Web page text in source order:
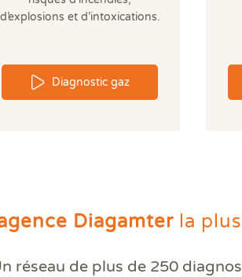
d’explosions et d’intoxications.
Diagnostic gaz
Diagamter la
réseau de plus de 250